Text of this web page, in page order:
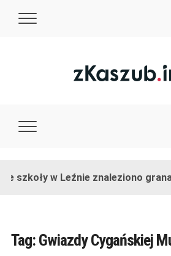
szkoły w Leźnie znaleziono
Tag: Gwiazdy Cygańskiej